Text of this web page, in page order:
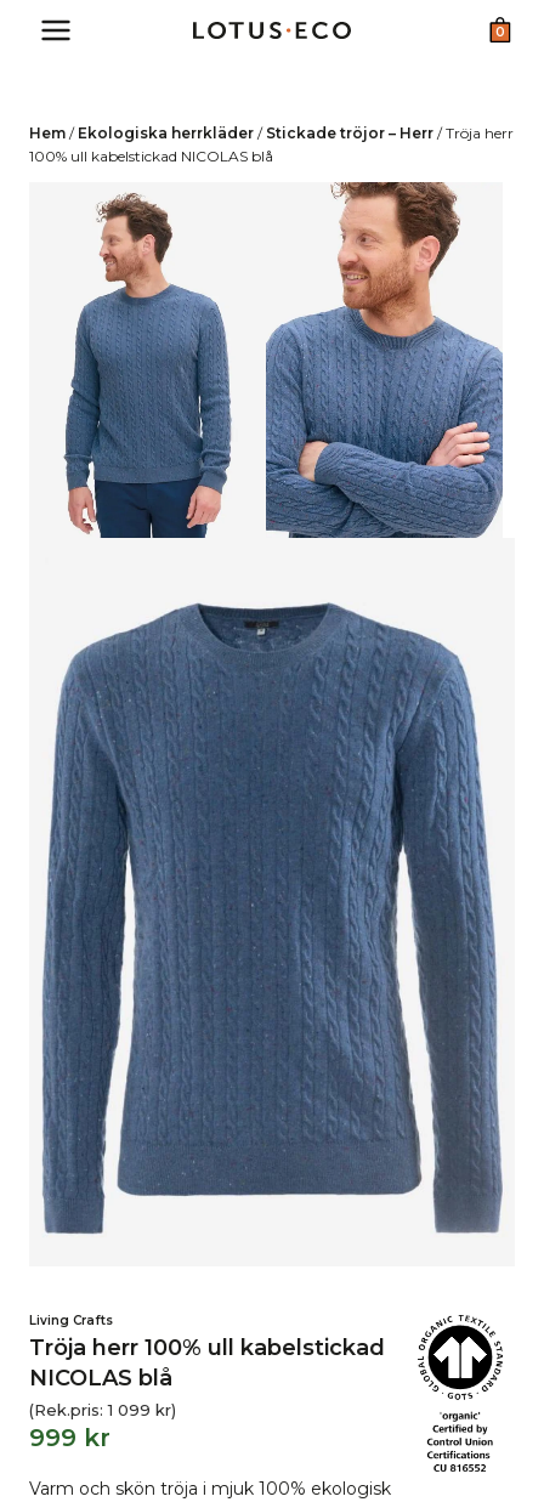
0
Hem / Ekologiska herrkläder / Stickade tröjor – Herr /Tröja herr
100% ull kabelstickad NICOLAS blå
Living Crafts
Tröja herr 100% ull kabelstickad
NICOLAS blå
(Rek.pris:1 099 kr)
999 kr
Varm och skön tröja i mjuk 100% ekologisk